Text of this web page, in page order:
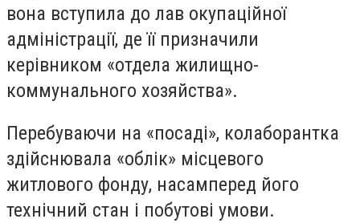
вона вступила до лав окупаційної
адміністрації, де її призначили
керівником «отдела жилищно-
коммунального хозяйства».
Перебуваючи на «посаді», колаборантка
здійснювала «облік» місцевого
житлового фонду, насамперед його
технічний стан і побутові умови.